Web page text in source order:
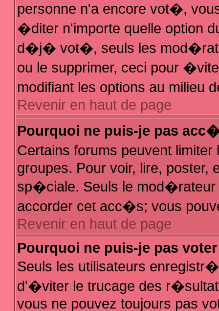
personne n'a encore vot�,
�diter n'importe quelle option
d�j� vot�, seuls les
ou le supprimer, ceci pour
modifiant les options au milieu
Revenir en haut de page
Pourquoi ne puis-je pas
Certains forums peuvent
groupes. Pour voir, lire, poster,
sp�ciale. Seuls le mod�rateur
accorder cet acc�s; vous
Revenir en haut de page
Pourquoi ne puis-je pas
Seuls les utilisateurs
d'�viter le trucage des
vous ne pouvez toujours pas